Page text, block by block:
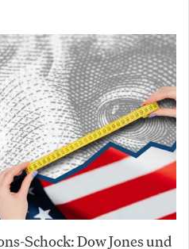
Schock: Dow Jones und